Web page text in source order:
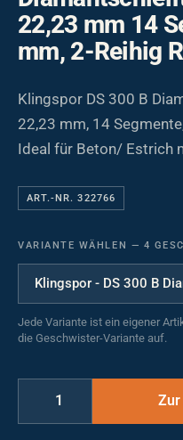
22,23 mm 14
mm, 2-Reihig
Klingspor DS 300 B
22,23 mm, 14
Ideal für Beton/ Estrich
ART.-NR. 322766
VARIANTE WÄHLEN — 4
Jede Variante ist ein eigener
die Geschwister-Variante auf.